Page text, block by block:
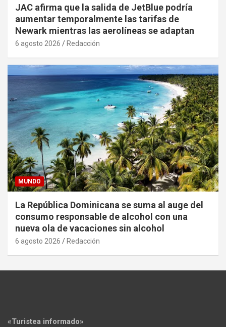
JAC afirma que la salida de JetBlue podría
aumentar temporalmente las tarifas de
Newark mientras las aerolíneas se adaptan
6 agosto 2026 Redacción
MUNDO
La República Dominicana se suma al auge del
consumo responsable de alcohol con una
nueva ola de vacaciones sin alcohol
6 agosto 2026 Redacción
«Turistea informado»